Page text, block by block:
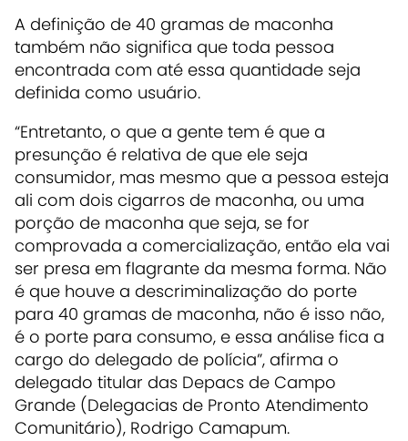
A definição de 40 gramas de maconha
também não significa que toda pessoa
encontrada com até essa quantidade seja
definida como usuário.
“Entretanto, o que a gente tem é que a
presunção é relativa de que ele seja
consumidor, mas mesmo que a pessoa esteja
ali com dois cigarros de maconha, ou uma
porção de maconha que seja, se for
comprovada a comercialização, então ela vai
ser presa em flagrante da mesma forma. Não
é que houve a descriminalização do porte
para 40 gramas de maconha, não é isso não,
é o porte para consumo, e essa análise fica a
cargo do delegado de polícia”, afirma o
delegado titular das Depacs de Campo
Grande (Delegacias de Pronto Atendimento
Comunitário), Rodrigo Camapum.